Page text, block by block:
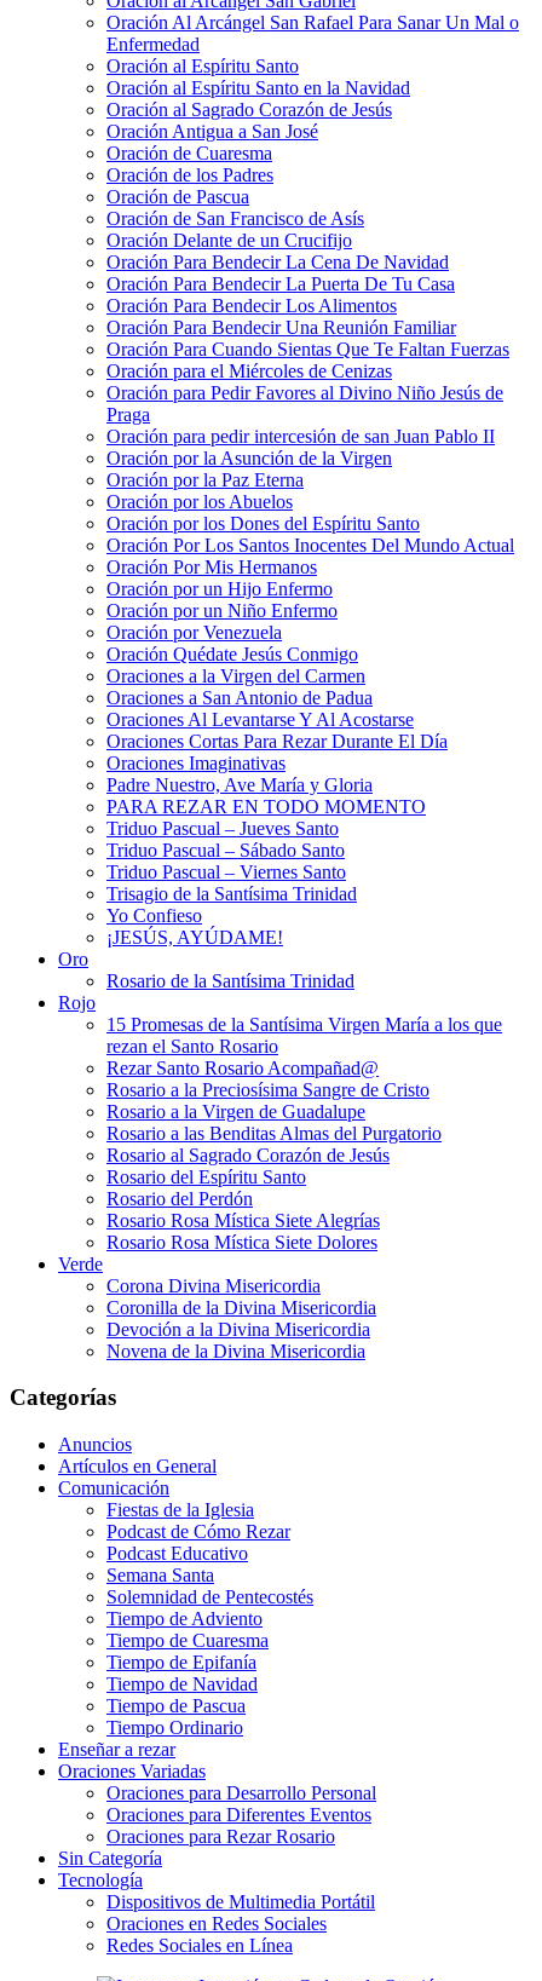
Oración Al Arcángel San Rafael Para Sanar Un Mal o
Enfermedad
Oración al Espíritu Santo
Oración al Espíritu Santo en la Navidad
Oración al Sagrado Corazón de Jesús
Oración Antigua a San José
Oración de Cuaresma
Oración de los Padres
Oración de Pascua
Oración de San Francisco de Asís
Oración Delante de un Crucifijo
Oración Para Bendecir La Cena De Navidad
Oración Para Bendecir La Puerta De Tu Casa
Oración Para Bendecir Los Alimentos
Oración Para Bendecir Una Reunión Familiar
Oración Para Cuando Sientas Que Te Faltan Fuerzas
Oración para el Miércoles de Cenizas
Oración para Pedir Favores al Divino Niño Jesús de
Praga
Oración para pedir intercesión de san Juan Pablo II
Oración por la Asunción de la Virgen
Oración por la Paz Eterna
Oración por los Abuelos
Oración por los Dones del Espíritu Santo
Oración Por Los Santos Inocentes Del Mundo Actual
Oración Por Mis Hermanos
Oración por un Hijo Enfermo
Oración por un Niño Enfermo
Oración por Venezuela
Oración Quédate Jesús Conmigo
Oraciones a la Virgen del Carmen
Oraciones a San Antonio de Padua
Oraciones Al Levantarse Y Al Acostarse
Oraciones Cortas Para Rezar Durante El Día
Oraciones Imaginativas
Padre Nuestro, Ave María y Gloria
PARA REZAR EN TODO MOMENTO
Triduo Pascual – Jueves Santo
Triduo Pascual – Sábado Santo
Triduo Pascual – Viernes Santo
Trisagio de la Santísima Trinidad
Yo Confieso
¡JESÚS, AYÚDAME!
Oro
Rosario de la Santísima Trinidad
Rojo
15 Promesas de la Santísima Virgen María a los que
rezan el Santo Rosario
Rezar Santo Rosario Acompañad@
Rosario a la Preciosísima Sangre de Cristo
Rosario a la Virgen de Guadalupe
Rosario a las Benditas Almas del Purgatorio
Rosario al Sagrado Corazón de Jesús
Rosario del Espíritu Santo
Rosario del Perdón
Rosario Rosa Mística Siete Alegrías
Rosario Rosa Mística Siete Dolores
Verde
Corona Divina Misericordia
Coronilla de la Divina Misericordia
Devoción a la Divina Misericordia
Novena de la Divina Misericordia
Categorías
Anuncios
Artículos en General
Comunicación
Fiestas de la Iglesia
Podcast de Cómo Rezar
Podcast Educativo
Semana Santa
Solemnidad de Pentecostés
Tiempo de Adviento
Tiempo de Cuaresma
Tiempo de Epifanía
Tiempo de Navidad
Tiempo de Pascua
Tiempo Ordinario
Enseñar a rezar
Oraciones Variadas
Oraciones para Desarrollo Personal
Oraciones para Diferentes Eventos
Oraciones para Rezar Rosario
Sin Categoría
Tecnología
Dispositivos de Multimedia Portátil
Oraciones en Redes Sociales
Redes Sociales en Línea